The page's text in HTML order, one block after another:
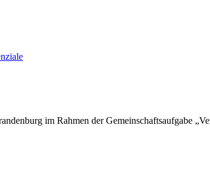
im Rahmen der Gemeinschaftsaufgabe